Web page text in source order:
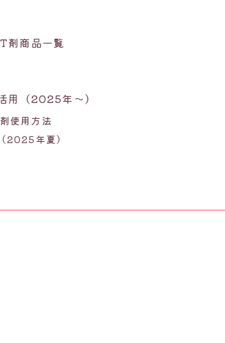
剤商品一覧
用（2025年〜）
使用方法
2025年夏）